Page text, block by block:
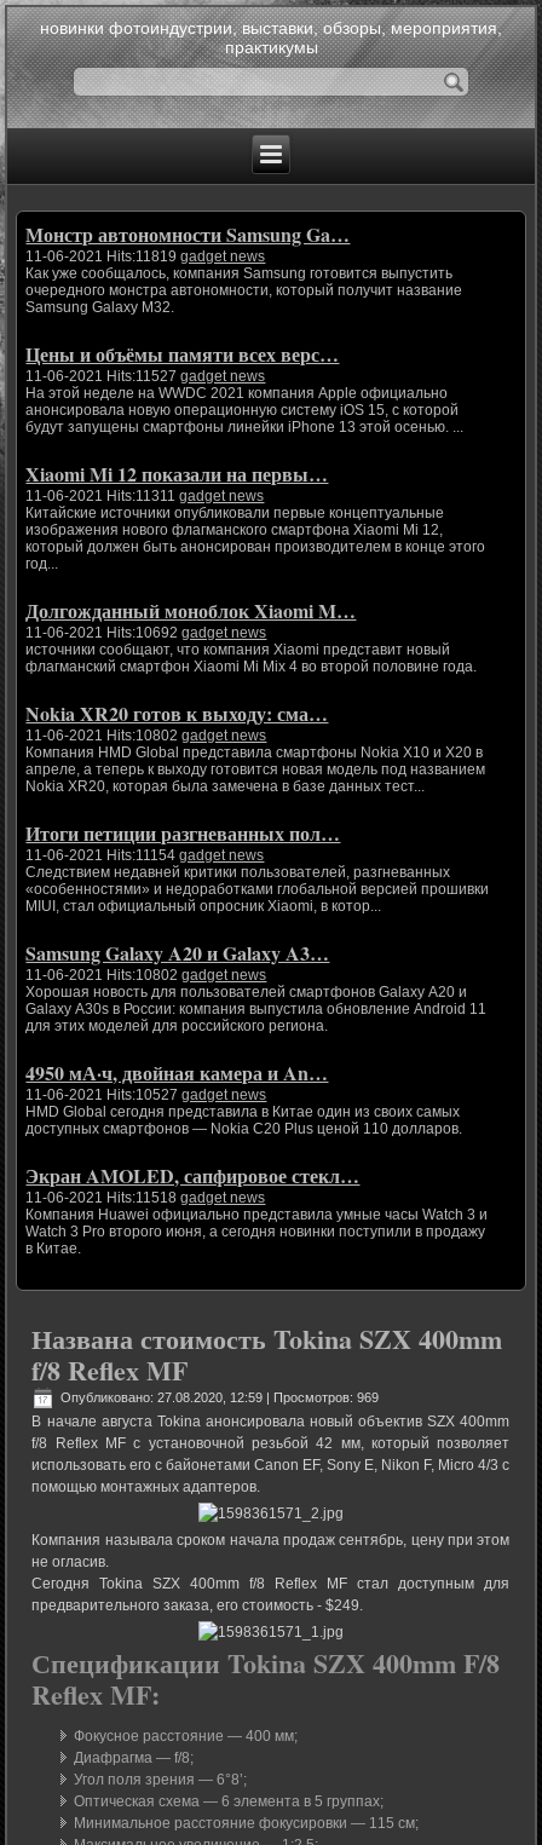
новинки фотоиндустрии, выставки, обзоры, мероприятия,
практикумы
Монстр автономности Samsung Ga…
11-06-2021 Hits:11819gadget news
Как уже сообщалось, компания Samsung готовится выпустить
очередного монстра автономности, который получит название
Samsung Galaxy M32.
Цены и объёмы памяти всех верс…
11-06-2021 Hits:11527gadget news
На этой неделе на WWDC 2021 компания Apple официально
анонсировала новую операционную систему iOS 15, с которой
будут запущены смартфоны линейки iPhone 13 этой осенью. ...
Xiaomi Mi 12 показали на первы…
11-06-2021 Hits:11311gadget news
Китайские источники опубликовали первые концептуальные
изображения нового флагманского смартфона Xiaomi Mi 12,
который должен быть анонсирован производителем в конце этого
год...
Долгожданный моноблок Xiaomi M…
11-06-2021 Hits:10692gadget news
источники сообщают, что компания Xiaomi представит новый
флагманский смартфон Xiaomi Mi Mix 4 во второй половине года.
Nokia XR20 готов к выходу: сма…
11-06-2021 Hits:10802gadget news
Компания HMD Global представила смартфоны Nokia X10 и X20 в
апреле, а теперь к выходу готовится новая модель под названием
Nokia XR20, которая была замечена в базе данных тест...
Итоги петиции разгневанных пол…
11-06-2021 Hits:11154gadget news
Следствием недавней критики пользователей, разгневанных
«особенностями» и недоработками глобальной версией прошивки
MIUI, стал официальный опросник Xiaomi, в котор...
Samsung Galaxy A20 и Galaxy A3…
11-06-2021 Hits:10802gadget news
Хорошая новость для пользователей смартфонов Galaxy A20 и
Galaxy A30s в России: компания выпустила обновление Android 11
для этих моделей для российского региона.
4950 мА·ч, двойная камера и An…
11-06-2021 Hits:10527gadget news
HMD Global сегодня представила в Китае один из своих самых
доступных смартфонов — Nokia C20 Plus ценой 110 долларов.
Экран AMOLED, сапфировое стекл…
11-06-2021 Hits:11518gadget news
Компания Huawei официально представила умные часы Watch 3 и
Watch 3 Pro второго июня, а сегодня новинки поступили в продажу
в Китае.
Названа стоимость Tokina SZX 400mm
f/8 Reflex MF
Опубликовано: 27.08.2020, 12:59 | Просмотров: 969
В начале августа Tokina анонсировала новый объектив SZX 400mm
f/8 Reflex MF с установочной резьбой 42 мм, который позволяет
использовать его с байонетами Canon EF, Sony E, Nikon F, Micro 4/3 с
помощью монтажных адаптеров.
Компания называла сроком начала продаж сентябрь, цену при этом
не огласив.
Сегодня Tokina SZX 400mm f/8 Reflex MF стал доступным для
предварительного заказа, его стоимость - $249.
Спецификации Tokina SZX 400mm F/8
Reflex MF:
Фокусное расстояние — 400 мм;
Диафрагма — f/8;
Угол поля зрения — 6°8’;
Оптическая схема — 6 элемента в 5 группах;
Минимальное расстояние фокусировки — 115 см;